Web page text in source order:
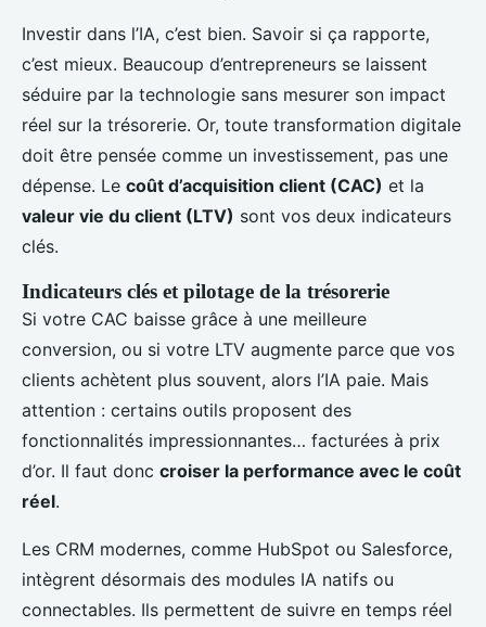
Investir dans l’IA, c’est bien. Savoir si ça rapporte,
c’est mieux. Beaucoup d’entrepreneurs se laissent
séduire par la technologie sans mesurer son impact
réel sur la trésorerie. Or, toute transformation digitale
doit être pensée comme un investissement, pas une
dépense. Le coût d’acquisition client (CAC) et la
valeur vie du client (LTV) sont vos deux indicateurs
clés.
Indicateurs clés et pilotage de la trésorerie
Si votre CAC baisse grâce à une meilleure
conversion, ou si votre LTV augmente parce que vos
clients achètent plus souvent, alors l’IA paie. Mais
attention : certains outils proposent des
fonctionnalités impressionnantes… facturées à prix
d’or. Il faut donc croiser la performance avec le coût
réel.
Les CRM modernes, comme HubSpot ou Salesforce,
intègrent désormais des modules IA natifs ou
connectables. Ils permettent de suivre en temps réel